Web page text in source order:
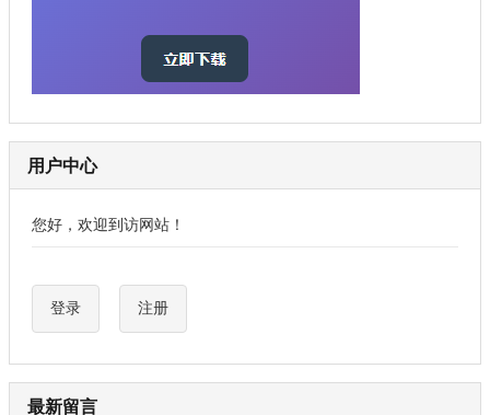
用户中心
您好，欢迎到访网站！
登录 注册
最新留言